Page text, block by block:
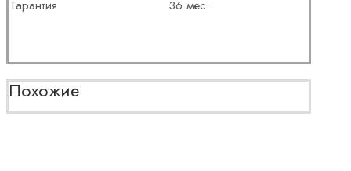
Гарантия 36 мес.
Похожие